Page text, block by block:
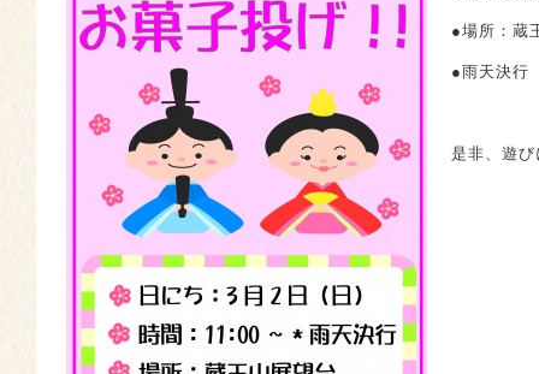
●場所：蔵
●雨天決行
是非、遊